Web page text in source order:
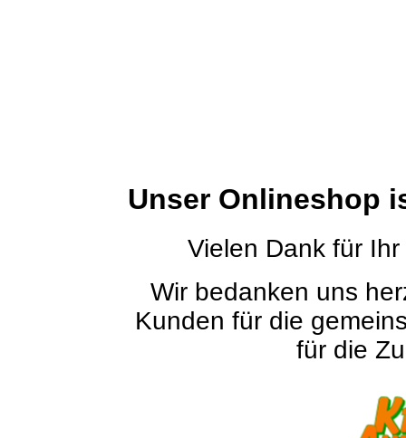
Unser Onlineshop
Vielen Dank für
Wir bedanken uns
Kunden für die
für die